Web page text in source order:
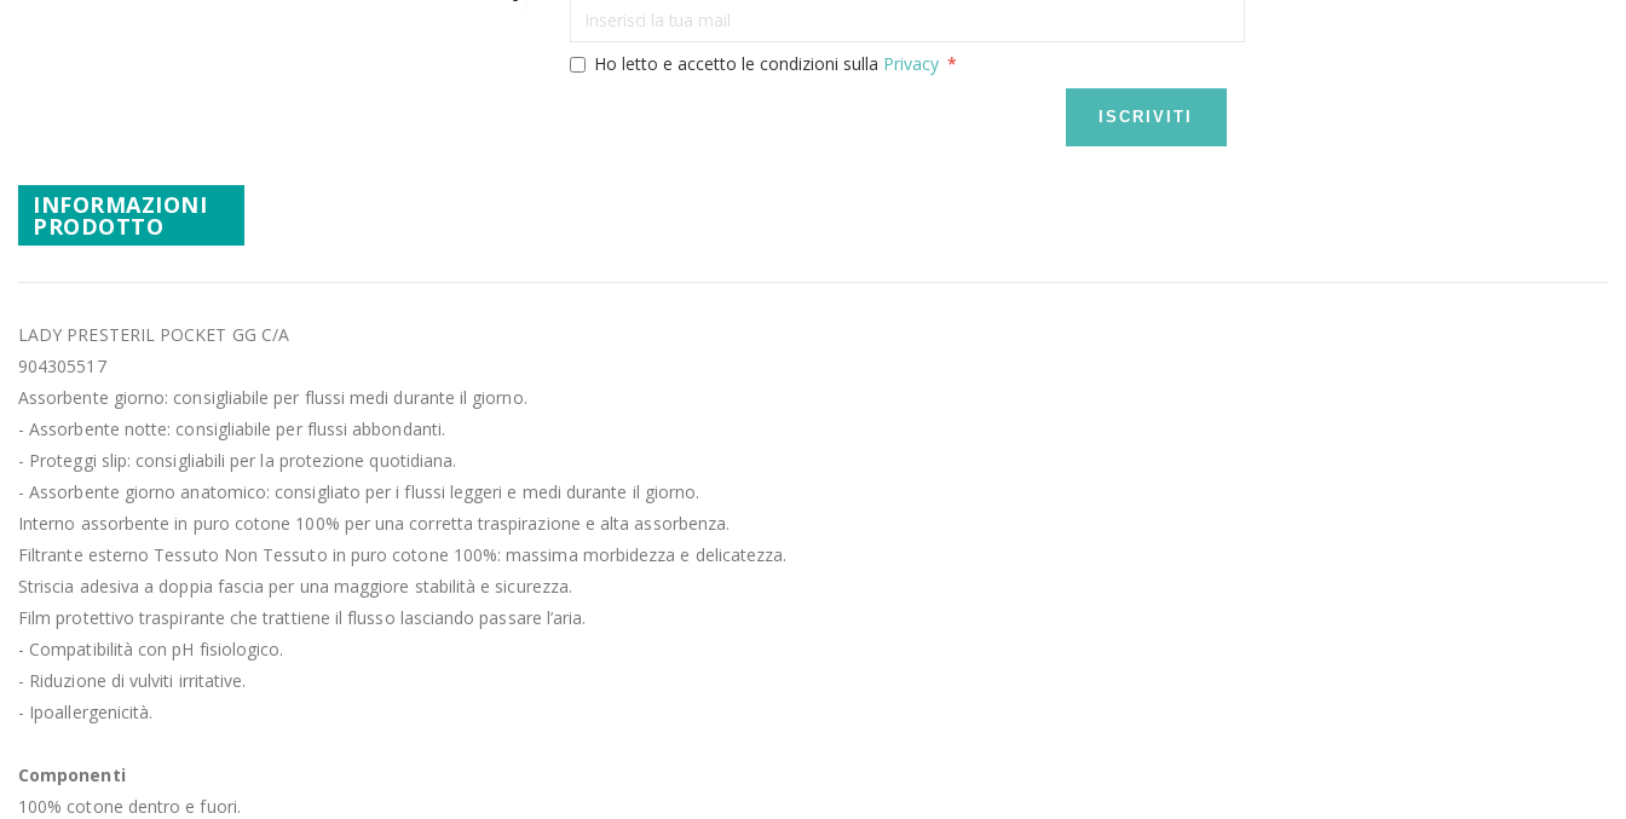
immagini
Ho letto e accetto le condizioni sulla Privacy
ISCRIVITI
INFORMAZIONI
PRODOTTO
LADY PRESTERIL POCKET GG C/A
904305517
Assorbente giorno: consigliabile per flussi medi durante il giorno.
- Assorbente notte: consigliabile per flussi abbondanti.
- Proteggi slip: consigliabili per la protezione quotidiana.
- Assorbente giorno anatomico: consigliato per i flussi leggeri e medi durante il giorno.
Interno assorbente in puro cotone 100% per una corretta traspirazione e alta assorbenza.
Filtrante esterno Tessuto Non Tessuto in puro cotone 100%: massima morbidezza e delicatezza.
Striscia adesiva a doppia fascia per una maggiore stabilità e sicurezza.
Film protettivo traspirante che trattiene il flusso lasciando passare l’aria.
- Compatibilità con pH fisiologico.
- Riduzione di vulviti irritative.
- Ipoallergenicità.
Componenti
100% cotone dentro e fuori.